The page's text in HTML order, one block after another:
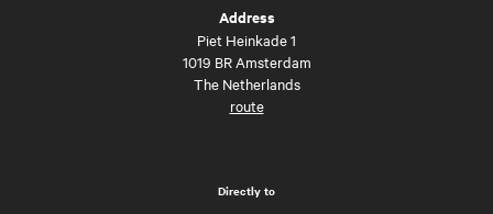
Address
Piet Heinkade 1
1019 BR Amsterdam
The Netherlands
route
Directly to